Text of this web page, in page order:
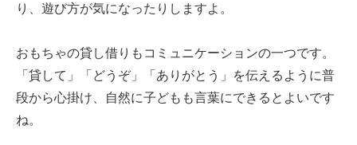
り、遊び方が気になったりしますよ。
おもちゃの貸し借りもコミュニケーションの一つです。
「貸して」「どうぞ」「ありがとう」を伝えるように普
段から心掛け、自然に子どもも言葉にできるとよいです
ね。